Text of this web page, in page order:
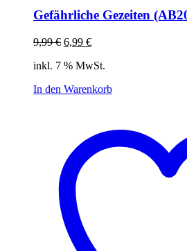
Gefährliche Gezeiten
9,99€ Ursprünglicher
war:
6,99 €Aktueller
ist:
inkl. 7 % MwSt.
In den Warenkorb